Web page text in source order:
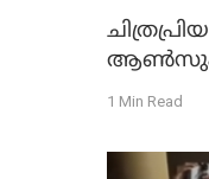
പൊലീസ്
1 Min Read